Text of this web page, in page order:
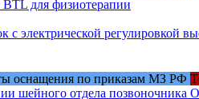
электрической регулировкой
оснащения по приказам МЗ РФ